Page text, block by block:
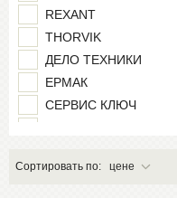
REXANT
THORVIK
ДЕЛО ТЕХНИКИ
ЕРМАК
СЕРВИС КЛЮЧ
Сортировать по: цене